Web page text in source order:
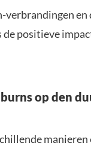
verbrandingen
positieve
op den